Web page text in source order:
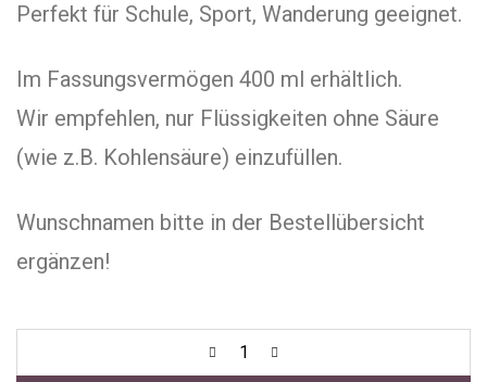
Perfekt für Schule, Sport, Wanderung geeignet.
Im Fassungsvermögen 400 ml erhältlich.
Wir empfehlen, nur Flüssigkeiten ohne Säure
(wie z.B. Kohlensäure) einzufüllen.
Wunschnamen bitte in der Bestellübersicht
ergänzen!